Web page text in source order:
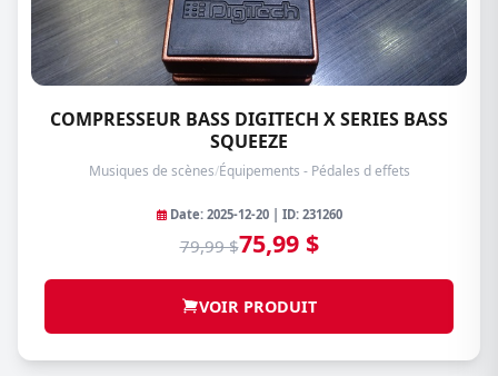
COMPRESSEUR BASS DIGITECH X SERIES BASS
SQUEEZE
Musiques de scènes/Équipements - Pédales d effets
Date: 2025-12-20 | ID: 231260
79,99 $75,99 $
VOIR PRODUIT